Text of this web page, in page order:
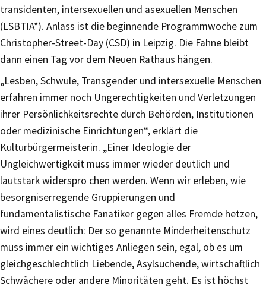
transidenten, intersexuellen und asexuellen Menschen
(LSBTIA*). Anlass ist die beginnende Programmwoche zum
Christopher-Street-Day (CSD) in Leipzig. Die Fahne bleibt
dann einen Tag vor dem Neuen Rathaus hängen.
„Lesben, Schwule, Transgender und intersexuelle Menschen
erfahren immer noch Ungerechtigkeiten und Verletzungen
ihrer Persönlichkeitsrechte durch Behörden, Institutionen
oder medizinische Einrichtungen“, erklärt die
Kulturbürgermeisterin. „Einer Ideologie der
Ungleichwertigkeit muss immer wieder deutlich und
lautstark widerspro­ chen werden. Wenn wir erleben, wie
besorgniserregende Gruppierungen und
fundamentalistische Fanatiker gegen alles Fremde hetzen,
wird eines deutlich: Der so genannte Minderheitenschutz
muss immer ein wichtiges Anliegen sein, egal, ob es um
gleichgeschlechtlich Liebende, Asylsuchende, wirtschaftlich
Schwächere oder andere Minoritäten geht. Es ist höchst